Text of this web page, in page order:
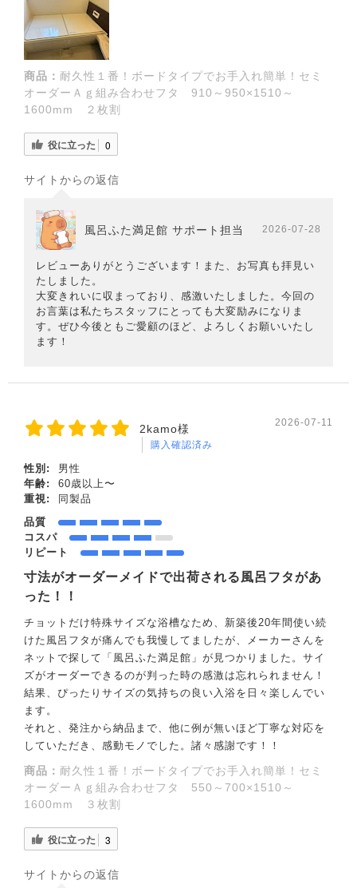
商品： 耐久性１番！ボードタイプでお手入れ簡単！セミ
オーダーＡｇ組み合わせフタ 910～950×1510～
1600mm ２枚割
役に立った 0
サイトからの返信
風呂ふた満足館 サポート担当 2026-07-28
レビューありがとうございます！また、お写真も拝見い
たしました。
大変きれいに収まっており、感激いたしました。今回の
お言葉は私たちスタッフにとっても大変励みになりま
す。ぜひ今後ともご愛顧のほど、よろしくお願いいたし
ます！
2kamo様
購入確認済み
2026-07-11
性別:
男性
年齢:
60歳以上〜
重視:
同製品
品質
コスパ
リピート
寸法がオーダーメイドで出荷される風呂フタがあ
った！！
チョットだけ特殊サイズな浴槽なため、新築後20年間使い続
けた風呂フタが痛んでも我慢してましたが、メーカーさんを
ネットで探して「風呂ふた満足館」が見つかりました。サイ
ズがオーダーできるのが判った時の感激は忘れられません！
結果、ぴったりサイズの気持ちの良い入浴を日々楽しんでい
ます。
それと、発注から納品まで、他に例が無いほど丁寧な対応を
していただき、感動モノでした。諸々感謝です！！
商品： 耐久性１番！ボードタイプでお手入れ簡単！セミ
オーダーＡｇ組み合わせフタ 550～700×1510～
1600mm ３枚割
役に立った 3
サイトからの返信